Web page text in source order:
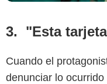
3. "Esta
Cuando el
denunciar lo